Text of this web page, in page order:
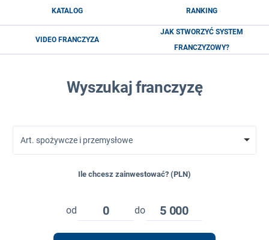
KATALOG RANKING
VIDEO FRANCZYZA
JAK STWORZYĆ SYSTEM
FRANCZYZOWY?
Wyszukaj franczyzę
Art. spożywcze i przemysłowe
Ile chcesz zainwestować? (PLN)
od 0 do 5 000